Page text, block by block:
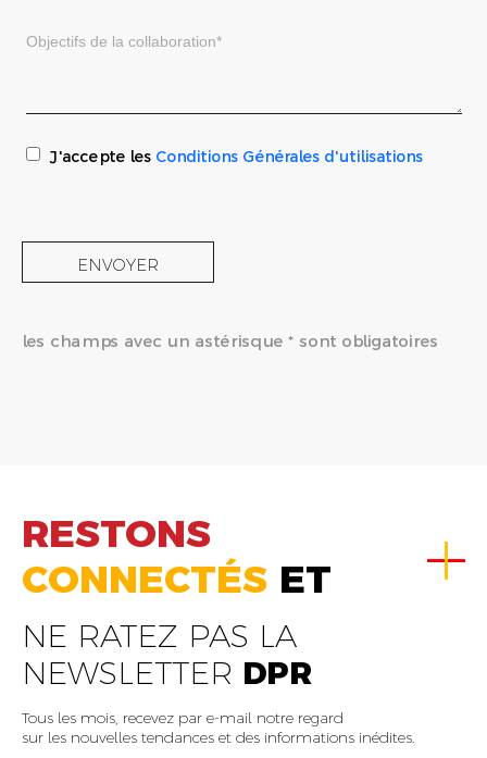
J'accepte les Conditions Générales d'utilisations
ENVOYER
les champs avec un astérisque * sont obligatoires
RESTONS
CONNECTÉS ET
NE RATEZ PAS LA
NEWSLETTER DPR
Tous les mois, recevez par e-mail notre regard
sur les nouvelles tendances et des informations inédites.